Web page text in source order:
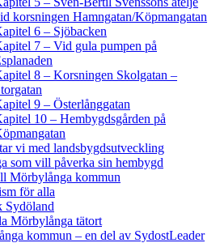
korsningen Hamngatan/Köpmangatan
6 – Sjöbacken
7 – Vid gula pumpen på
8 – Korsningen Skolgatan –
9 – Österlånggatan
10 – Hembygdsgården på
vi med landsbygdsutveckling
som vill påverka sin hembygd
Mörbylånga kommun
för alla
Sydöland
Mörbylånga tätort
kommun – en del av SydostLeader